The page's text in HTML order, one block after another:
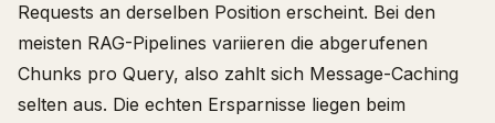
Requests an derselben Position erscheint. Bei den
meisten RAG-Pipelines variieren die abgerufenen
Chunks pro Query, also zahlt sich Message-Caching
selten aus. Die echten Ersparnisse liegen beim